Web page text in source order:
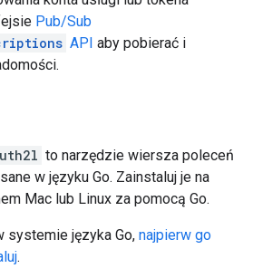
Pub/Sub
API aby pobierać i
to narzędzie wiersza poleceń
w języku Go. Zainstaluj je na
Mac lub Linux za pomocą Go.
systemie języka Go, najpierw go
.